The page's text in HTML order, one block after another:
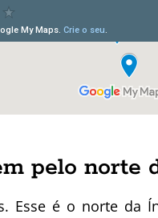
pelo norte
Esse é o norte da